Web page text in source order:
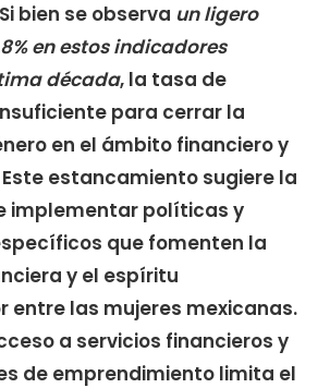
bien se observa un ligero
en estos indicadores
década, la tasa de
para cerrar la
en el ámbito financiero y
estancamiento sugiere la
implementar políticas y
que fomenten la
y el espíritu
entre las mujeres mexicanas.
a servicios financieros y
de emprendimiento limita el